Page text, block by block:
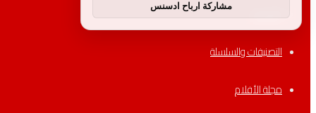
الأقسام
التصنيفات والسلسلة
مجلة الأفلام
مشاركة ارباح ادسنس